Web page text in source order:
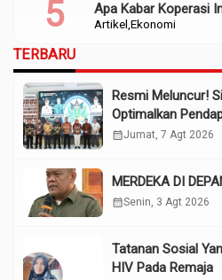
Artikel Ekonomi
Apa Kabar Koperasi
TERBARU
Resmi Meluncur!
Optimalkan
calendar_monthJumat, 7 Agt 2026
MERDEKA DI
calendar_monthSenin, 3 Agt 2026
Tatanan Sosial
HIV Pada Remaja